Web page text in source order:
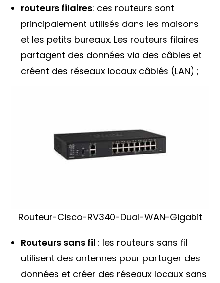
routeurs filaires: ces routeurs sont
principalement utilisés dans les maisons
et les petits bureaux. Les routeurs filaires
partagent des données via des câbles et
créent des réseaux locaux câblés (LAN) ;
Routeur-Cisco-RV340-Dual-WAN-Gigabit
Routeurs sans fil : les routeurs sans fil
utilisent des antennes pour partager des
données et créer des réseaux locaux sans